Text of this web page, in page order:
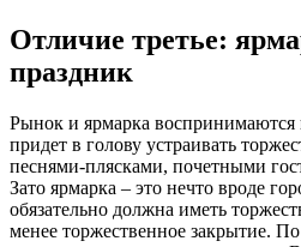
Отличие третье:
праздник
Рынок и ярмарка
придет в голову устраивать
песнями-плясками, почетными
Зато ярмарка – это нечто вроде
обязательно должна иметь
менее торжественное закрытие.